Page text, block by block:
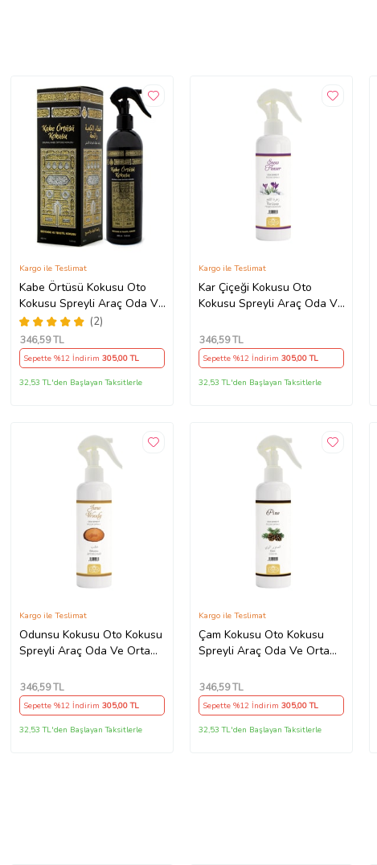
Kabe Örtüsü Kokusu Oto
Kokusu Spreyli Araç Oda Ve
Ortam Kokusu 400 Ml Kalıcı
Uzun Ömürlü
(2)
Kargo ile Teslimat
346,59 TL
Sepette %12 İndirim 305,00 TL
32,53 TL'den Başlayan Taksitlerle
Kar Çiçeği Kokusu Oto
Kokusu Spreyli Araç Oda Ve
Uzun Ömürlü
Kargo ile Teslimat
346,59 TL
Sepette %12 İndirim 305,00 TL
32,53 TL'den Başlayan Taksitlerle
Odunsu Kokusu Oto Kokusu
Spreyli Araç Oda Ve Ortam
Ömürlü
Kargo ile Teslimat
346,59 TL
Sepette %12 İndirim 305,00 TL
32,53 TL'den Başlayan Taksitlerle
Çam Kokusu Oto Kokusu
Spreyli Araç Oda Ve Ortam
Ömürlü
Kargo ile Teslimat
346,59 TL
Sepette %12 İndirim 305,00 TL
32,53 TL'den Başlayan Taksitlerle